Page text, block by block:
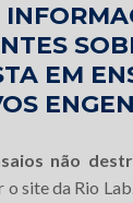
EM
não
site da Rio